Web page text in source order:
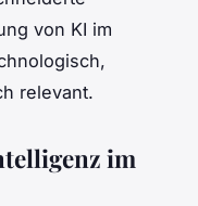
von KI im
relevant.
im